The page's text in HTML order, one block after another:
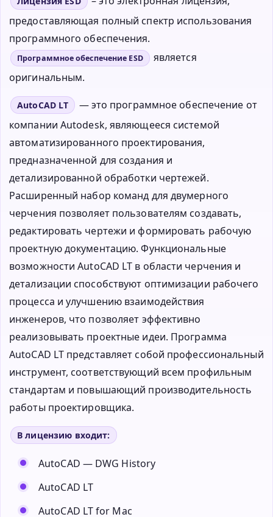
предоставляющая полный спектр использования
программного обеспечения.
Программное обеспечение ESD
является
оригинальным.
AutoCAD LT
— это программное обеспечение от
компании Autodesk, являющееся системой
автоматизированного проектирования,
предназначенной для создания и
детализированной обработки чертежей.
Расширенный набор команд для двумерного
черчения позволяет пользователям создавать,
редактировать чертежи и формировать рабочую
проектную документацию. Функциональные
возможности AutoCAD LT в области черчения и
детализации способствуют оптимизации рабочего
процесса и улучшению взаимодействия
инженеров, что позволяет эффективно
реализовывать проектные идеи. Программа
AutoCAD LT представляет собой профессиональный
инструмент, соответствующий всем профильным
стандартам и повышающий производительность
работы проектировщика.
В лицензию входит:
AutoCAD — DWG History
AutoCAD LT
AutoCAD LT for Mac